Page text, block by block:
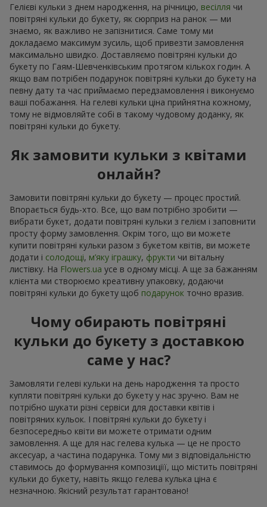
Гелієві кульки з днем народження, на річницю, весілля чи
повітряні кульки до букету, як сюрприз на ранок — ми
знаємо, як важливо не запізнитися. Саме тому ми
докладаємо максимум зусиль, щоб привезти замовлення
максимально швидко. Доставляємо повітряні кульки до
букету по Гаям-Шевченківським протягом кількох годин. А
якщо вам потрібен подарунок повітряні кульки до букету на
певну дату та час приймаємо передзамовлення і виконуємо
ваші побажання. На гелеві кульки ціна прийнятна кожному,
тому не відмовляйте собі в такому чудовому доданку, як
повітряні кульки до букету.
Як замовити кульки з квітами
онлайн?
Замовити повітряні кульки до букету — процес простий.
Впорається будь-хто. Все, що вам потрібно зробити —
вибрати букет, додати повітряні кульки з гелієм і заповнити
просту форму замовлення. Окрім того, що ви можете
купити повітряні кульки разом з букетом квітів, ви можете
додати і солодощі, м’яку іграшку, фрукти чи вітальну
листівку. На Flowers.ua усе в одному місці. А ще за бажанням
клієнта ми створюємо креативну упаковку, додаючи
повітряні кульки до букету щоб подарунок точно вразив.
Чому обирають повітряні
кульки до букету з доставкою
саме у нас?
Замовляти гелеві кульки на день народження та просто
купляти повітряні кульки до букету у нас зручно. Вам не
потрібно шукати різні сервіси для доставки квітів і
повітряних кульок. І повітряні кульки до букету і
безпосередньо квіти ви можете отримати одним
замовлення. А ще для нас гелева кулька — це не просто
аксесуар, а частина подарунка. Тому ми з відповідальністю
ставимось до формування композиціїї, що містить повітряні
кульки до букету, навіть якщо гелева кулька ціна є
незначною. Якісний результат гарантовано!